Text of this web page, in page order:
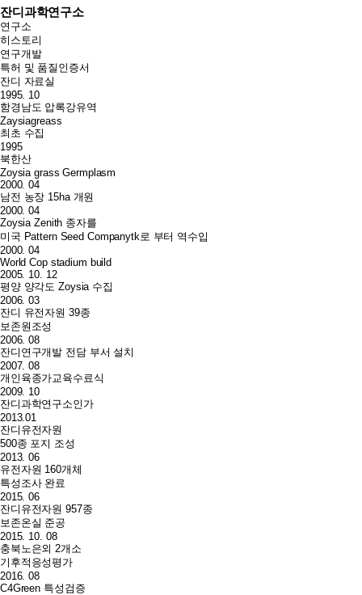
잔디과학연구소
연구소
히스토리
연구개발
특허 및 품질인증서
잔디 자료실
1995. 10
함경남도 압록강유역
Zaysiagreass
최초 수집
1995
북한산
Zoysia grass Germplasm
2000. 04
남전 농장 15ha 개원
2000. 04
Zoysia Zenith 종자를
미국 Pattern Seed Companytk로 부터 역수입
2000. 04
World Cop stadium build
2005. 10. 12
평양 양각도 Zoysia 수집
2006. 03
잔디 유전자원 39종
보존원조성
2006. 08
잔디연구개발 전담 부서 설치
2007. 08
개인육종가교육수료식
2009. 10
잔디과학연구소인가
2013.01
잔디유전자원
500종 포지 조성
2013. 06
유전자원 160개체
특성조사 완료
2015. 06
잔디유전자원 957종
보존온실 준공
2015. 10. 08
충북노은외 2개소
기후적응성평가
2016. 08
C4Green 특성검증